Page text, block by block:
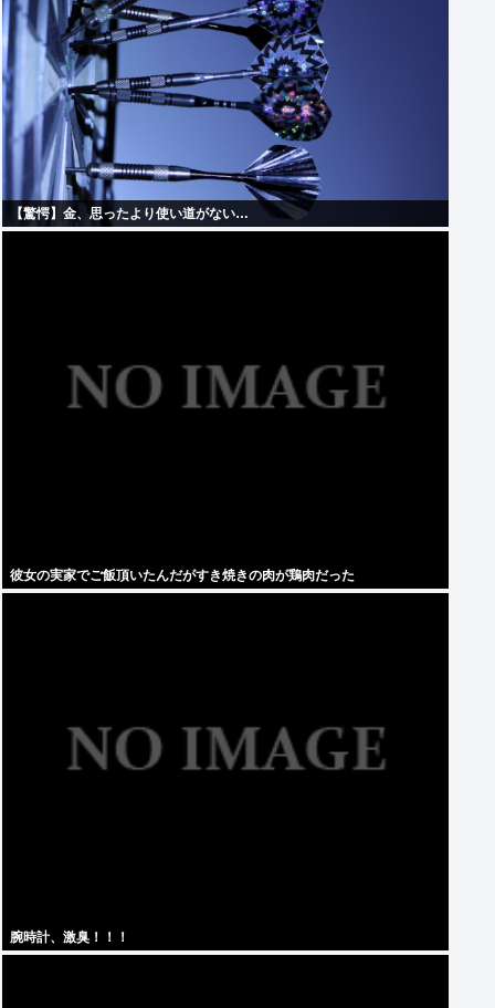
【驚愕】金、思ったより使い道がない…
彼女の実家でご飯頂いたんだがすき焼きの肉が鶏肉だった
腕時計、激臭！！！